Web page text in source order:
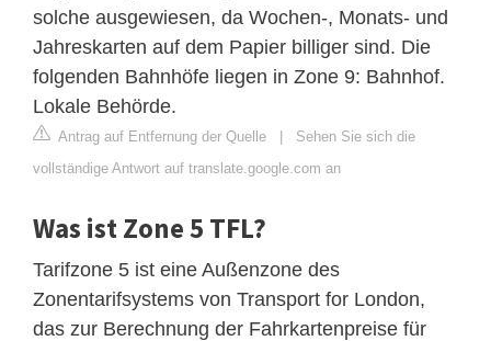
solche ausgewiesen, da Wochen-, Monats- und
Jahreskarten auf dem Papier billiger sind. Die
folgenden Bahnhöfe liegen in Zone 9: Bahnhof.
Lokale Behörde.
Antrag auf Entfernung der Quelle | Sehen Sie sich die
vollständige Antwort auf translate.google.com an
Was ist Zone 5 TFL?
Tarifzone 5 ist eine Außenzone des
Zonentarifsystems von Transport for London,
das zur Berechnung der Fahrkartenpreise für